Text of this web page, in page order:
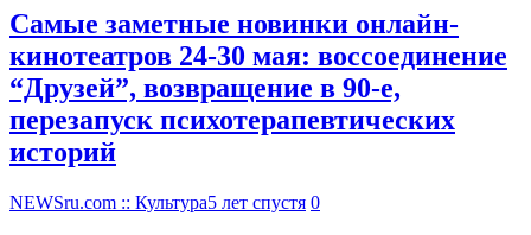
Самые заметные новинки онлайн-
кинотеатров 24-30 мая: воссоединение
“Друзей”, возвращение в 90-е,
перезапуск психотерапевтических
историй
NEWSru.com :: Культура5 лет спустя 0